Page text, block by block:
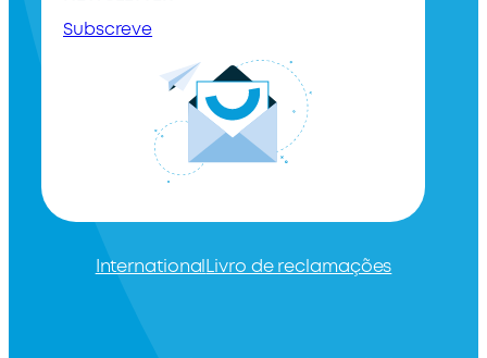
Subscreve
International Livro de reclamações